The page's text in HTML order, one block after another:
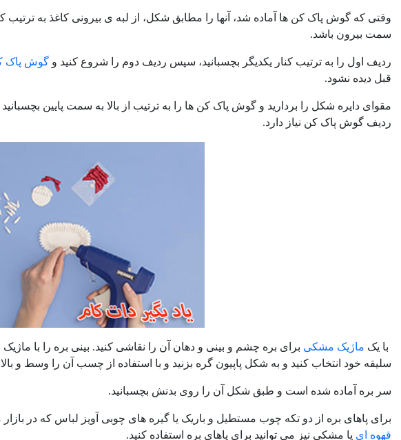
وقتی که گوش پاک کن ها آماده شد، آنها را مطابق شکل، از لبه ی بیرونی کاغذ به ترتیب
سمت بیرون باشد.
ردیف اول را به ترتیب کنار یکدیگر بچسبانید، سپس ردیف دوم را شروع کنید و گوش پاک
قبل دیده نشود.
مقوای دایره شکل را بردارید و گوش پاک کن ها را به ترتیب از بالا به سمت پایین
ردیف گوش پاک کن نیاز دارد.
با یک ماژیک مشکی برای بره چشم و بینی و دهان آن را نقاشی کنید. بینی بره را با
سلیقه خود انتخاب کنید و به شکل پاپیون گره بزنید و با استفاده از چسب آن را وسط و
سر بره آماده شده است و طبق شکل آن را روی بدنش بچسبانید.
برای پاهای بره از دو تکه چوب مستطیل و باریک یا گیره های چوبی آویز لباس که در بازار
قهوه ای یا مشکی نیز می توانید برای پاهای بره استفاده کنید.